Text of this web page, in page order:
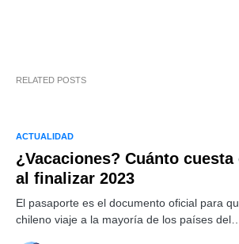
RELATED POSTS
ACTUALIDAD
¿Vacaciones? Cuánto
al finalizar 2023
El pasaporte es el documento oficial para
chileno viaje a la mayoría de los países del…